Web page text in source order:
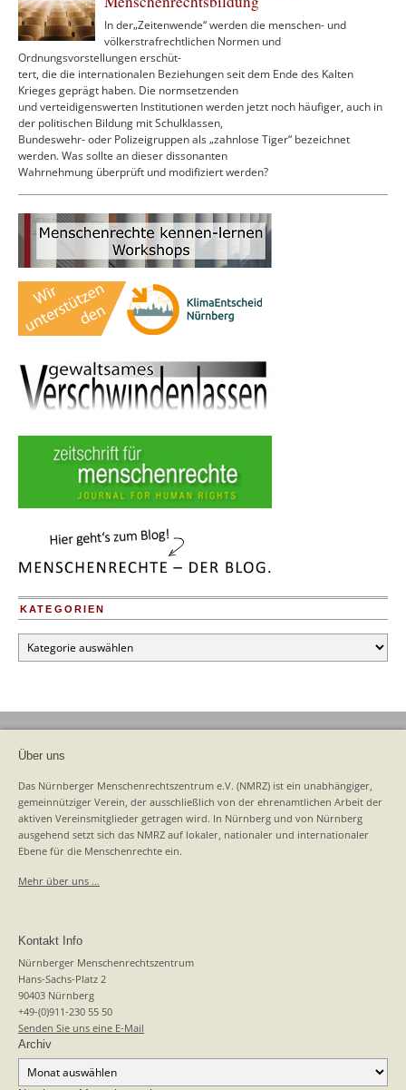
In der„Zeitenwende“ werden die menschen- und
völkerstrafrechtlichen Normen und
Ordnungsvorstellungen erschüt-
tert, die die internationalen Beziehungen seit dem Ende des Kalten
Krieges geprägt haben. Die normsetzenden
und verteidigenswerten Institutionen werden jetzt noch häufiger, auch in
der politischen Bildung mit Schulklassen,
Bundeswehr- oder Polizeigruppen als „zahnlose Tiger“ bezeichnet
werden. Was sollte an dieser dissonanten
Wahrnehmung überprüft und modifiziert werden?
KATEGORIEN
Kategorien
Über uns
Das Nürnberger Menschenrechtszentrum e.V. (NMRZ) ist ein unabhängiger,
gemeinnütziger Verein, der ausschließlich von der ehrenamtlichen Arbeit der
aktiven Vereinsmitglieder getragen wird. In Nürnberg und von Nürnberg
ausgehend setzt sich das NMRZ auf lokaler, nationaler und internationaler
Ebene für die Menschenrechte ein.
Mehr über uns …
Kontakt Info
Nürnberger Menschenrechtszentrum
Hans-Sachs-Platz 2
90403 Nürnberg
+49-(0)911-230 55 50
Senden Sie uns eine E-Mail
Archiv
Archiv